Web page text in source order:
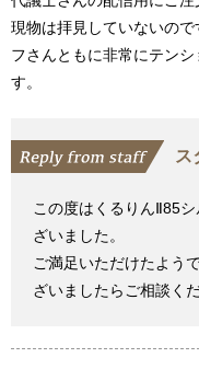
現物は拝見していないの
フさんともに非常にテン
す。
ス
この度はくるりんⅡ85
ざいました。
ご満足いただけたよう
ざいましたらご相談く